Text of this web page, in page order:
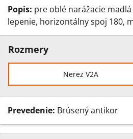
Popis: pre oblé narážacie
lepenie, horizontálny spoj 180,
Rozmery
Nerez V2A
Prevedenie: Brúsený antikor